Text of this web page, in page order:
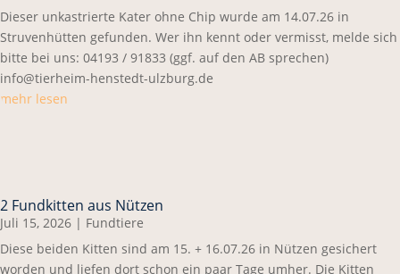
Dieser unkastrierte Kater ohne Chip wurde am 14.07.26 in
Struvenhütten gefunden. Wer ihn kennt oder vermisst, melde sich
bitte bei uns: 04193 / 91833 (ggf. auf den AB sprechen)
info@tierheim-henstedt-ulzburg.de
mehr lesen
2 Fundkitten aus Nützen
Juli 15, 2026 | Fundtiere
Diese beiden Kitten sind am 15. + 16.07.26 in Nützen gesichert
worden und liefen dort schon ein paar Tage umher. Die Kitten